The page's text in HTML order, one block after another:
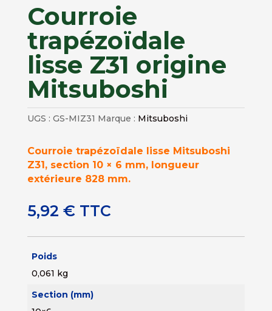
Courroie
trapézoïdale
lisse Z31 origine
Mitsuboshi
UGS : GS-MIZ31 Marque : Mitsuboshi
Courroie trapézoïdale lisse Mitsuboshi
Z31, section 10 × 6 mm, longueur
extérieure 828 mm.
5,92 € TTC
Poids
0,061 kg
Section (mm)